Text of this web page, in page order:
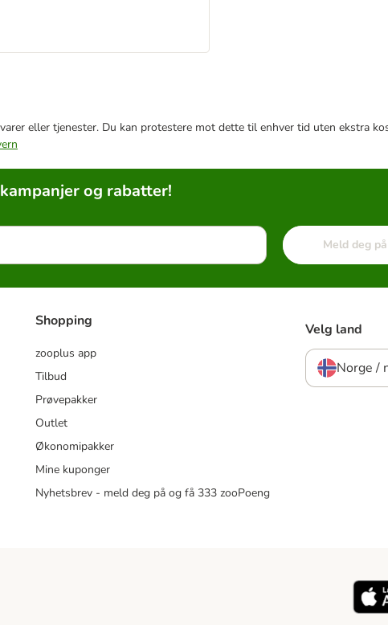
eller tjenester. Du kan protestere mot dette til enhver tid uten ekstra
og rabatter!
Meld deg på
Shopping
zooplus app
Tilbud
Prøvepakker
Outlet
Økonomipakker
Mine kuponger
Nyhetsbrev - meld deg på og få 333 zooPoeng
Velg land
Norge /